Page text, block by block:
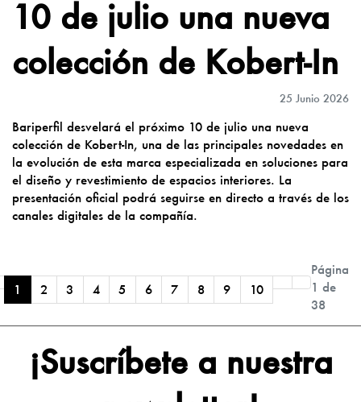
10 de julio una nueva
colección de Kobert-In
25 Junio 2026
Bariperfil desvelará el próximo 10 de julio una nueva
colección de Kobert-In, una de las principales novedades en
la evolución de esta marca especializada en soluciones para
el diseño y revestimiento de espacios interiores. La
presentación oficial podrá seguirse en directo a través de los
canales digitales de la compañía.
Página
1 de
38
1 2 3 4 5 6 7 8 9 10
¡Suscríbete a nuestra